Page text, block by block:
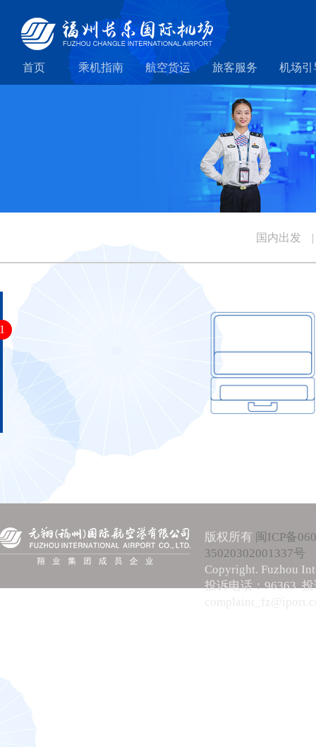
首页 乘机指南 航空货运 旅客服务 机场引
国内出发 |
1
版权所有 闽ICP备
35020302001337号
Copyright. Fuzhou
投诉电话：96363